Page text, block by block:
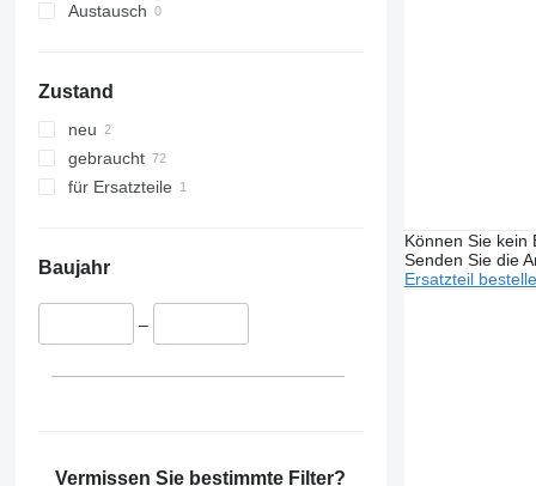
Austausch
Zustand
neu
gebraucht
für Ersatzteile
Baujahr
–
Vermissen Sie bestimmte Filter?
Können Sie kein
Senden Sie die
Ersatzteil